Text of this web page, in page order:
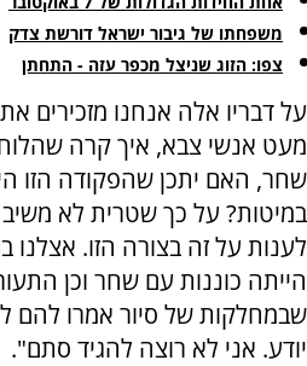
משפחתו של גיבור ישראל דורשת צדק
צפו: הזוג שניצל מכפר עזה - התחתן
על דבריו אלה אנחנו מזכירים
מעט אנשי צבא, איך קרה
שחר, האם יתכן שהפקודה הזו
במיטות? על כך שטרית לא משיב
לענות על זה בצורה הזו.
הייתה כוננות עם שחר וכן
שבמחלקות של סיור אמרו להם
יודע. אני לא רוצה להגיד סתם".